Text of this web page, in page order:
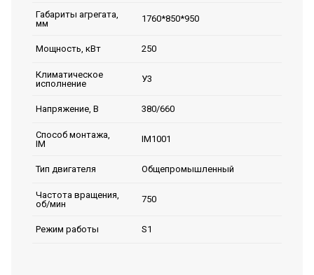
Габариты агрегата,
мм
1760*850*950
Мощность, кВт 250
Климатическое
исполнение
У3
Напряжение, В 380/660
Способ монтажа,
IM
IM1001
Тип двигателя Общепромышленный
Частота вращения,
об/мин
750
Режим работы S1